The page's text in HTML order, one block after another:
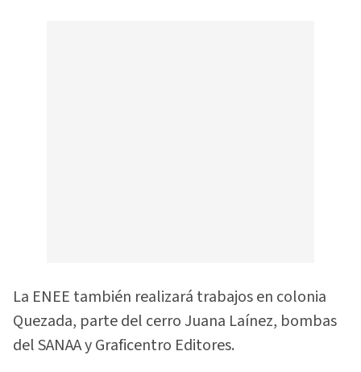
La ENEE también realizará trabajos en colonia
Quezada, parte del cerro Juana Laínez, bombas
del SANAA y Graficentro Editores.